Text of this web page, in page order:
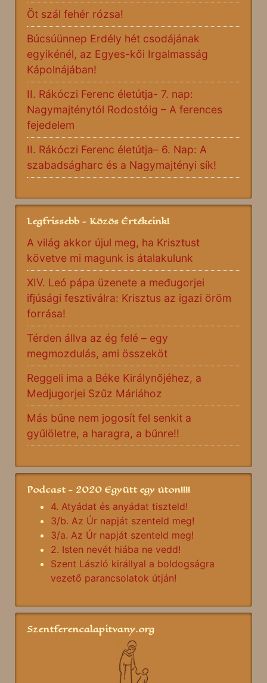
Öt szál fehér rózsa!
Búcsúünnep Erdély hét csodájának
egyikénél, az Egyes-kői Irgalmasság
Kápolnájában!
II. Rákóczi Ferenc életútja- 7. nap:
Nagymajténytól Rodostóig – A ferences
fejedelem
II. Rákóczi Ferenc életútja– 6. Nap: A
szabadságharc és a Nagymajtényi sík!
Legfrissebb - Közös Értékeink!
A világ akkor újul meg, ha Krisztust
követve mi magunk is átalakulunk
XIV. Leó pápa üzenete a međugorjei
ifjúsági fesztiválra: Krisztus az igazi öröm
forrása!
Térden állva az ég felé – egy
megmozdulás, ami összeköt
Reggeli ima a Béke Királynőjéhez, a
Medjugorjei Szűz Máriához
Más bűne nem jogosít fel senkit a
gyűlöletre, a haragra, a bűnre!!
Podcast - 2020 Együtt egy úton!!!!
4. Atyádat és anyádat tiszteld!
3/b. Az Úr napját szenteld meg!
3/a. Az Úr napját szenteld meg!
2. Isten nevét hiába ne vedd!
Szent László királlyal a boldogságra
vezető parancsolatok útján!
Szentferencalapitvany.org